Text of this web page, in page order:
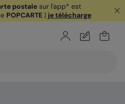
postale sur l'app* est
POPCARTE| je télécharge